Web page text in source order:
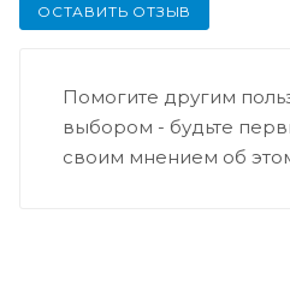
ОСТАВИТЬ ОТЗЫВ
Помогите другим
выбором - будьте
своим мнением об